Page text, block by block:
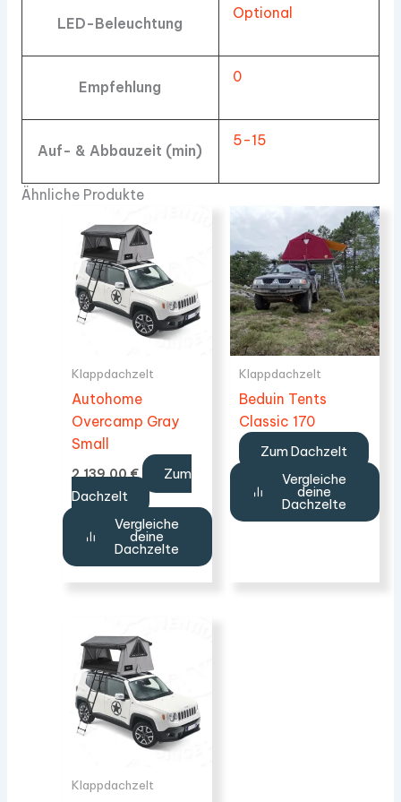
LED-Beleuchtung
Optional
Empfehlung
0
Auf- & Abbauzeit (min)
5-15
Ähnliche Produkte
Klappdachzelt
Autohome
Overcamp Gray
Small
2.139,00€
Zum
Dachzelt
Vergleiche
deine
Dachzelte
Klappdachzelt
Beduin Tents
Classic 170
Zum Dachzelt
Vergleiche
deine
Dachzelte
Klappdachzelt